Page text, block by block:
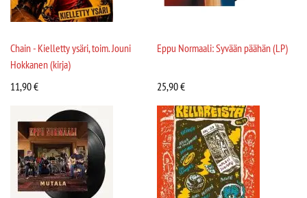
Chain - Kielletty ysäri, toim. Jouni
Hokkanen (kirja)
11,90€
Eppu Normaali: Syvään päähän (LP)
25,90€